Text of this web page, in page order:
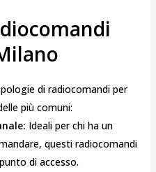
di radiocomandi per
più comuni:
Ideali per chi ha un
questi radiocomandi
di accesso.